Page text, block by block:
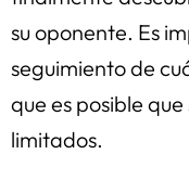
su oponente. Es
seguimiento de
que es posible
limitados.